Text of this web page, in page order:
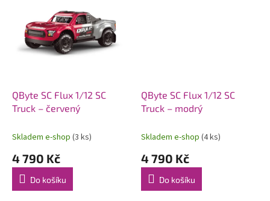
QByte SC Flux 1/12 SC
Truck – červený
Skladem e-shop (3 ks)
4 790 Kč
Do košíku
QByte SC Flux 1/12 SC
Truck – modrý
Skladem e-shop (4 ks)
4 790 Kč
Do košíku